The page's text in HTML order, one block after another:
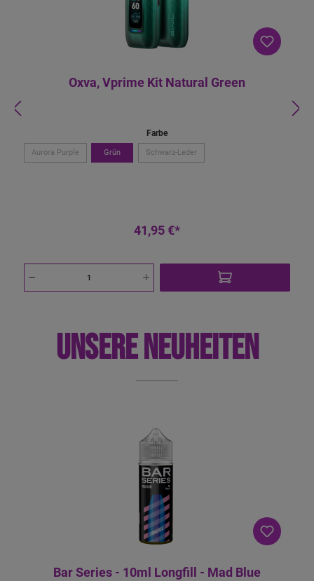
Oxva, Vprime Kit Natural Green
Farbe
Aurora Purple Grün Schwarz-Leder
41,95 €*
UNSERE NEUHEITEN
Bar Series - 10ml Longfill - Mad Blue